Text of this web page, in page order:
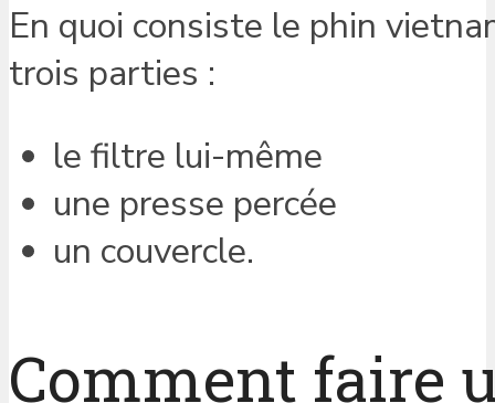
En quoi consiste le phin
trois parties :
le filtre lui-même
une presse percée
un couvercle.
Comment faire